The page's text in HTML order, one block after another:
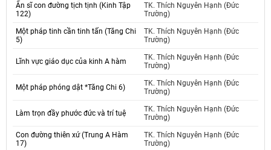
Ẩn sĩ con đường tịch tịnh (Kinh Tập
122)
TK. Thích Nguyên Hạnh (Đức
Trường)
Một pháp tinh cần tinh tấn (Tăng Chi
5)
TK. Thích Nguyên Hạnh (Đức
Trường)
Lĩnh vực giáo dục của kinh A hàm
TK. Thích Nguyên Hạnh (Đức
Trường)
Một pháp phóng dật *Tăng Chi 6)
TK. Thích Nguyên Hạnh (Đức
Trường)
Làm trọn đầy phước đức và trí tuệ
TK. Thích Nguyên Hạnh (Đức
Trường)
Con đường thiên xứ (Trung A Hàm
17)
TK. Thích Nguyên Hạnh (Đức
Trường)